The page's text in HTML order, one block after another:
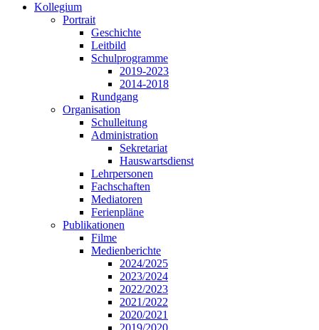
Kollegium
Portrait
Geschichte
Leitbild
Schulprogramme
2019-2023
2014-2018
Rundgang
Organisation
Schulleitung
Administration
Sekretariat
Hauswartsdienst
Lehrpersonen
Fachschaften
Mediatoren
Ferienpläne
Publikationen
Filme
Medienberichte
2024/2025
2023/2024
2022/2023
2021/2022
2020/2021